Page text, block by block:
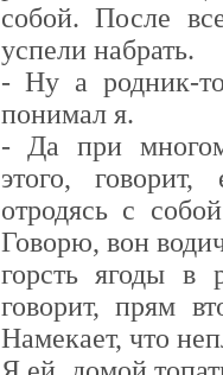
собой. После
успели набрать.
- Ну а родник-
понимал я.
- Да при
этого,
отродясь с
Говорю, вон
горсть ягоды в
говорит, прям
Намекает, что